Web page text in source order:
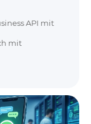
API mit
mit